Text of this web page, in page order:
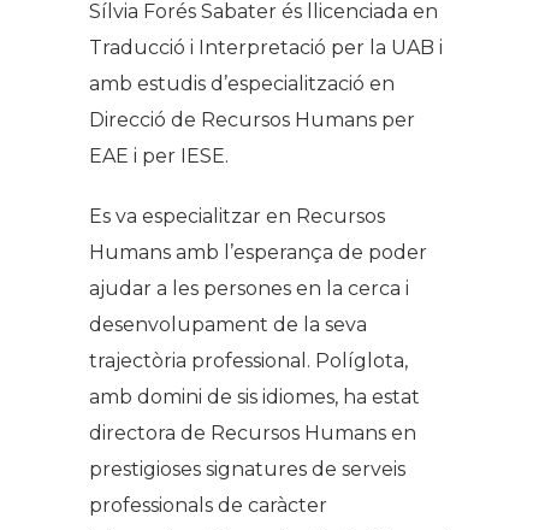
Sílvia Forés Sabater és llicenciada en
Traducció i Interpretació per la UAB i
amb estudis d’especialització en
Direcció de Recursos Humans per
EAE i per IESE.
Es va especialitzar en Recursos
Humans amb l’esperança de poder
ajudar a les persones en la cerca i
desenvolupament de la seva
trajectòria professional. Políglota,
amb domini de sis idiomes, ha estat
directora de Recursos Humans en
prestigioses signatures de serveis
professionals de caràcter